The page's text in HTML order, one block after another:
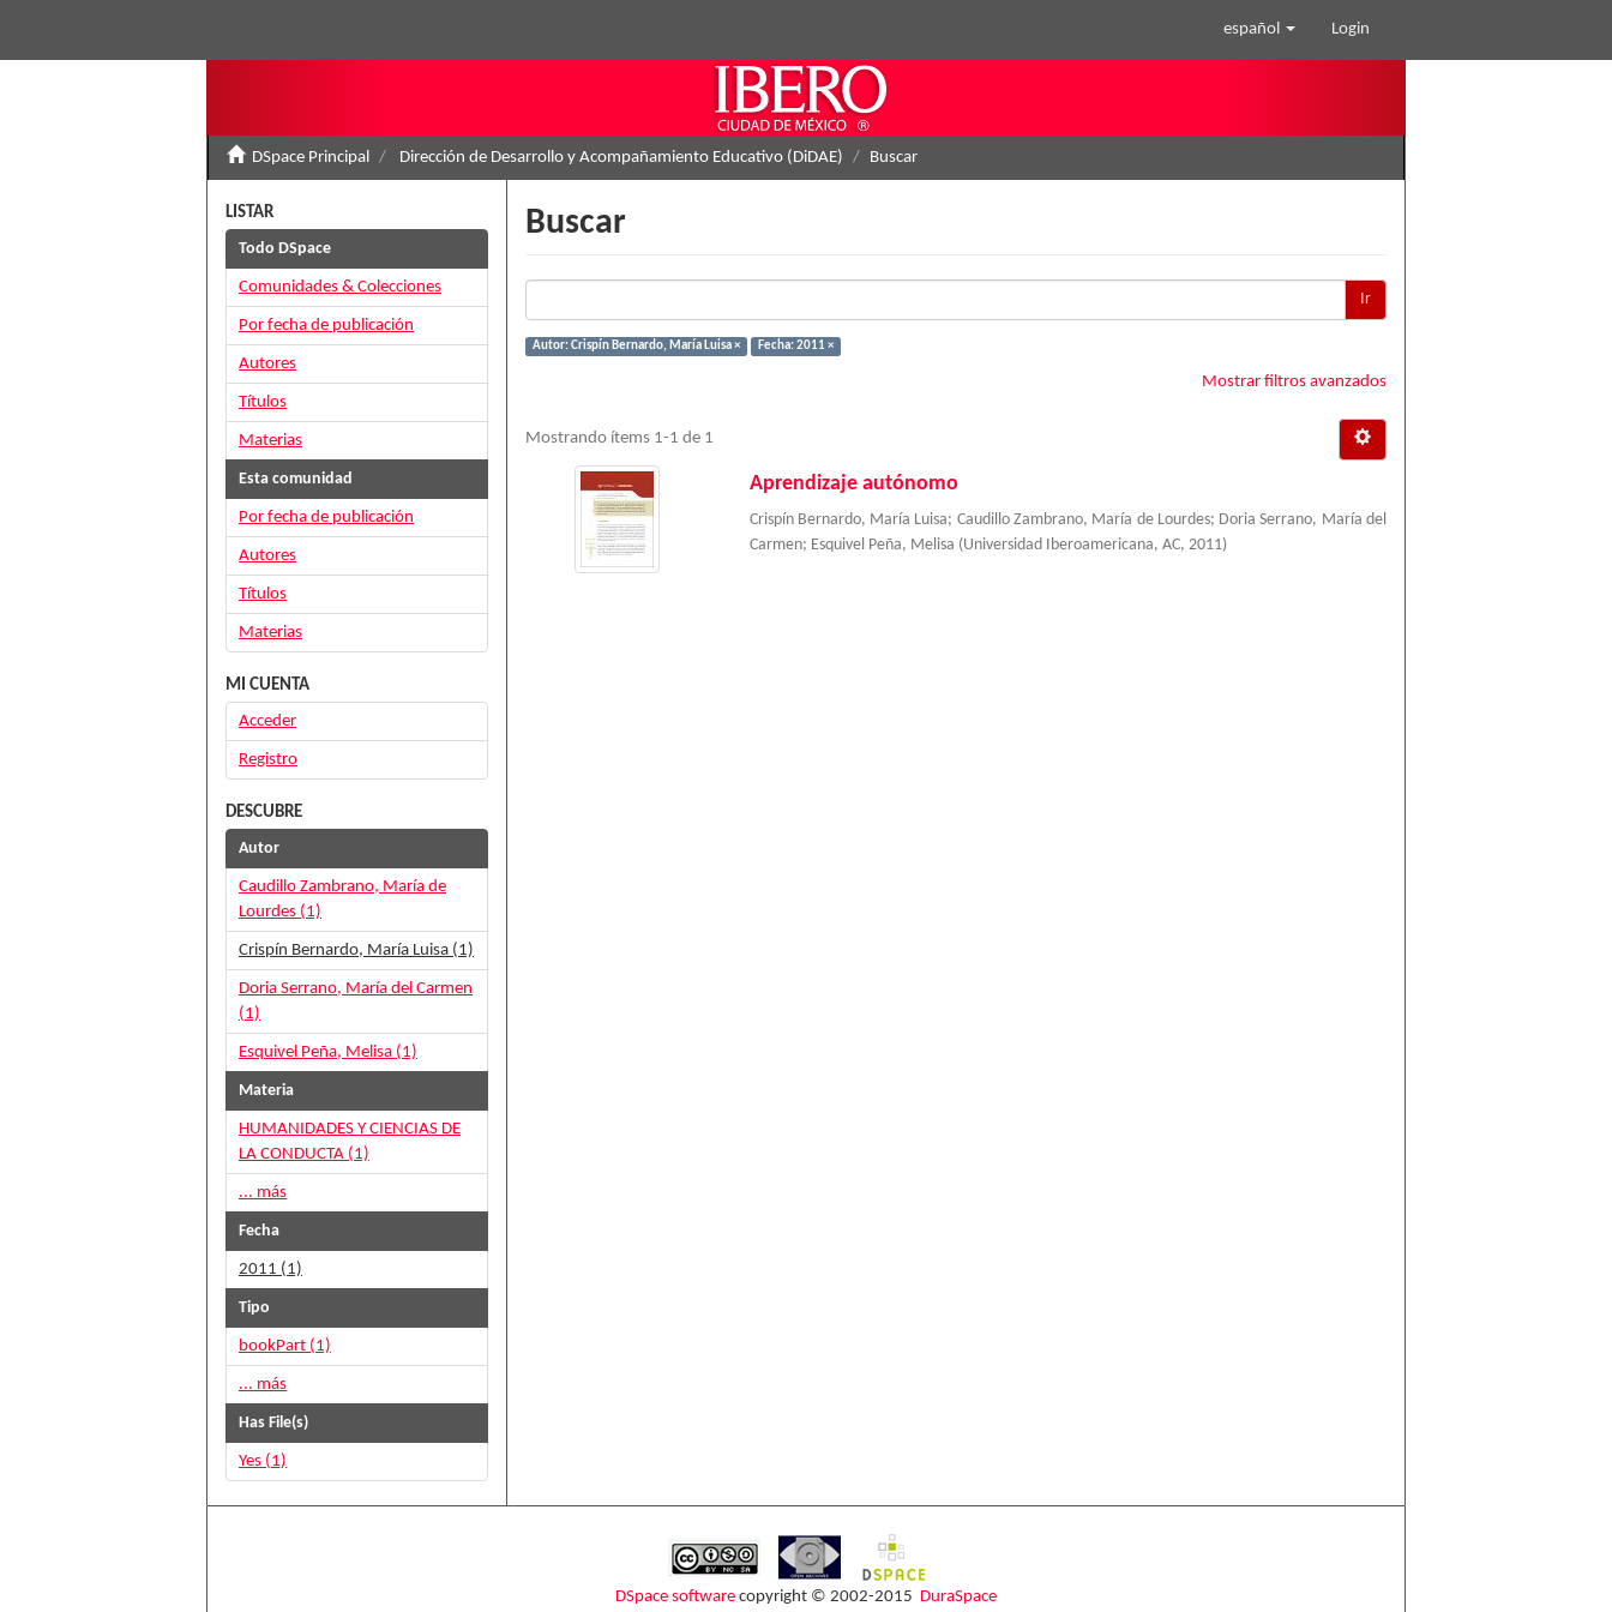
español Login
DSpace Principal Dirección de Desarrollo y Acompañamiento Educativo (DiDAE) Buscar
Buscar
Ir
Autor: Crispín Bernardo, María Luisa × Fecha: 2011 ×
Mostrar filtros avanzados
Mostrando ítems 1-1 de 1
Aprendizaje autónomo
Crispín Bernardo, María Luisa; Caudillo Zambrano, María de Lourdes; Doria Serrano, María del
Carmen; Esquivel Peña, Melisa (Universidad Iberoamericana, AC, 2011)
LISTAR
Todo DSpace
Comunidades & Colecciones
Por fecha de publicación
Autores
Títulos
Materias
Esta comunidad
Por fecha de publicación
Autores
Títulos
Materias
MI CUENTA
Acceder
Registro
DESCUBRE
Autor
Caudillo Zambrano, María de
Lourdes (1)
Crispín Bernardo, María Luisa (1)
Doria Serrano, María del Carmen
(1)
Esquivel Peña, Melisa (1)
Materia
HUMANIDADES Y CIENCIAS DE
LA CONDUCTA (1)
... más
Fecha
2011 (1)
Tipo
bookPart (1)
... más
Has File(s)
Yes (1)
DSpace software copyright © 2002-2015 DuraSpace